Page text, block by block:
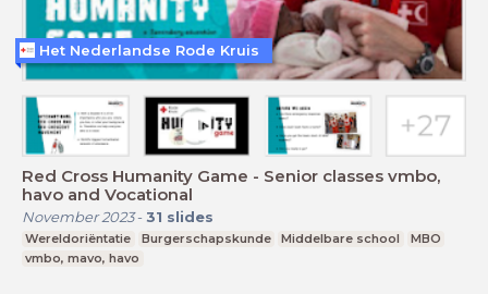
Red Cross Humanity Game - Senior classes vmbo,
havo and Vocational
November 2023- 31 slides
Wereldoriëntatie Burgerschapskunde Middelbare school
MBO
vmbo, mavo, havo
Het Nederlandse Rode Kruis